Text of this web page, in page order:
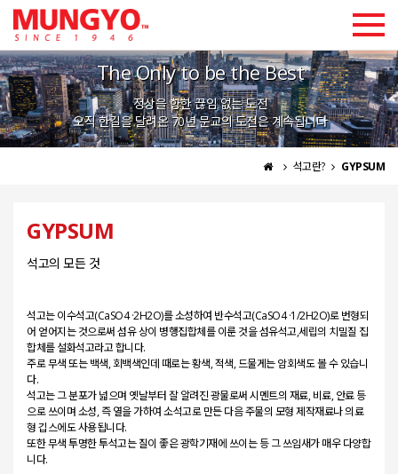
로그인 회원가입
CHINESE ENGLISH KOREAN
The Only to be the Best
정상을 향한 끊임 없는 도전
오직 한길을 달려온 70년 문교의 도전은 계속됩니다
석고란? GYPSUM
GYPSUM
석고의 모든 것
석고는 이수석고(CaSO4 ·2H2O)를 소성하여 반수석고(CaSO4 ·1/2H2O)로 번형되
어 얻어지는 것으로써 섬유 상이 병행집합체를 이룬 것을 섬유석고,세립의 치밀질 집
합체를 설화석고라고 합니다.
주로 무색 또는 백색, 회백색인데 때로는 황색, 적색, 드물게는 암회색도 볼 수 있습니
다.
석고는 그 분포가 넓으며 옛날부터 잘 알려진 광물로써 시멘트의 재료, 비료, 안료 등
으로 쓰이며 소성, 즉 열을 가하여 소석고로 만든 다음 주물의 모형 제작재료나 의료
형 깁스에도 사용됩니다.
또한 무색 투명한 투석고는 질이 좋은 광학기재에 쓰이는 등 그 쓰임새가 매우 다양합
니다.